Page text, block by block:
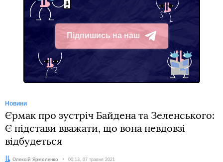
Підпишись на наш
Telegram
Новини
Єрмак про зустріч Байдена та Зеленського:
Є підстави вважати, що вона невдовзі
відбудеться
Автор:
Олексій Ярмоленко Дата:
00:13, 07 травня 2021